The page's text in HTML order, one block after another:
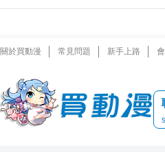
關於買動漫 常見問題 新手上路